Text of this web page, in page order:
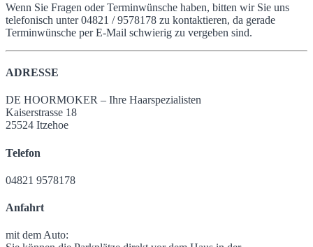
Wenn Sie Fragen oder Terminwünsche haben, bitten wir Sie uns
telefonisch unter 04821 / 9578178 zu kontaktieren, da gerade
Terminwünsche per E-Mail schwierig zu vergeben sind.
ADRESSE
DE HOORMOKER – Ihre Haarspezialisten
Kaiserstrasse 18
25524 Itzehoe
Telefon
04821 9578178
Anfahrt
mit dem Auto: